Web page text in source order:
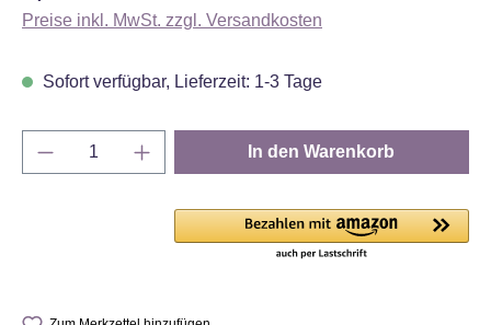
Preise inkl. MwSt. zzgl. Versandkosten
Sofort verfügbar, Lieferzeit: 1-3 Tage
Produkt Anzahl: Gib den gewünschten
In den Warenkorb